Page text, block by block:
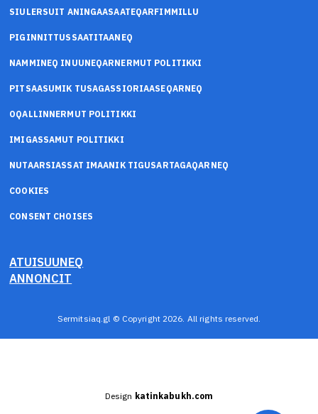
SIULERSUIT ANINGAASAATEQARFIMMILLU
PIGINNITTUSSAATITAANEQ
NAMMINEQ INUUNEQARNERMUT POLITIKKI
PITSAASUMIK TUSAGASSIORIAASEQARNEQ
OQALLINNERMUT POLITIKKI
IMIGASSAMUT POLITIKKI
NUTAARSIASSAT IMAANIK TIGUSARTAGAQARNEQ
COOKIES
CONSENT CHOISES
ATUISUUNEQ
ANNONCIT
Sermitsiaq.gl © Copyright 2026. All rights reserved.
Design katinkabukh.com